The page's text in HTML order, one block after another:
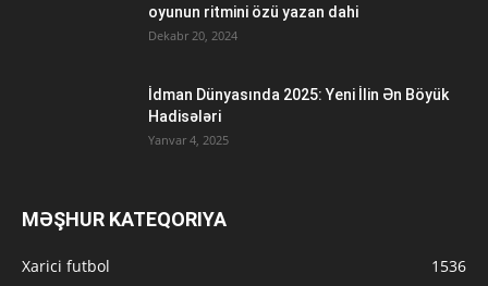
oyunun ritmini özü yazan dahi
Dekabr 20, 2024
İdman Dünyasında 2025: Yeni İlin Ən Böyük
Hadisələri
Yanvar 4, 2025
MƏŞHUR KATEQORIYA
Xarici futbol
1536